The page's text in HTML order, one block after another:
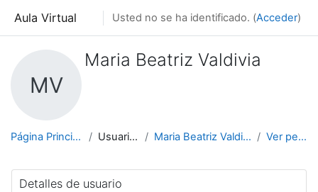
Aula Virtual Usted no se ha identificado. (Acceder)
MV
Maria Beatriz Valdivia
Página Principal Usuarios Maria Beatriz Valdivia Ver perfil
Detalles de usuario